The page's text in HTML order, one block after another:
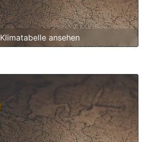
Klimatabelle ansehen